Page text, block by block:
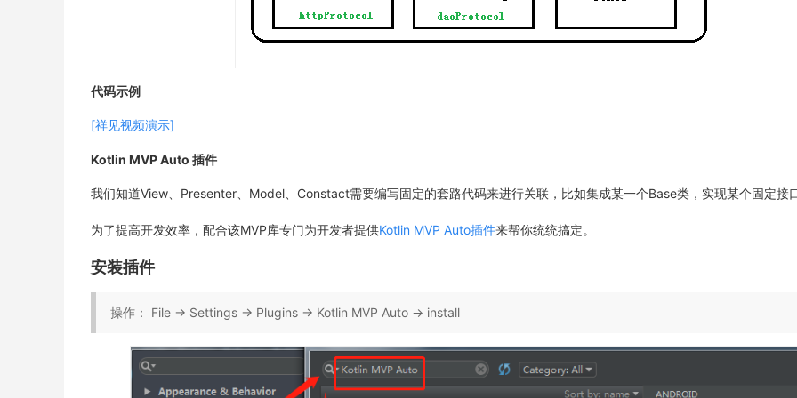
代码示例
[祥见视频演示]
Kotlin MVP Auto 插件
我们知道View、Presenter、Model、Constact需要编写固定的套路代码来进行关联，比如集成某一个Base类，实现某个固定接
为了提高开发效率，配合该MVP库专门为开发者提供Kotlin MVP Auto插件来帮你统统搞定。
安装插件
操作： File -> Settings -> Plugins -> Kotlin MVP Auto -> install